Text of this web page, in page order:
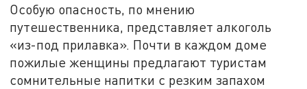
Особую опасность, по мнению
путешественника, представляет алкоголь
«из-под прилавка». Почти в каждом доме
пожилые женщины предлагают туристам
сомнительные напитки с резким запахом